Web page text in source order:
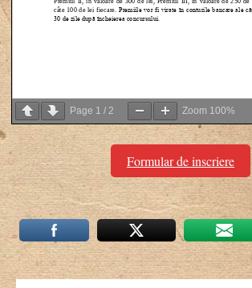
Page 1 / 2 Zoom 100%
Formular de inscriere